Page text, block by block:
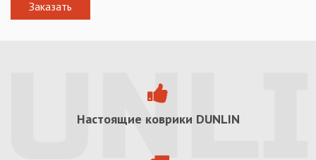
Настоящие коврики DUNLIN